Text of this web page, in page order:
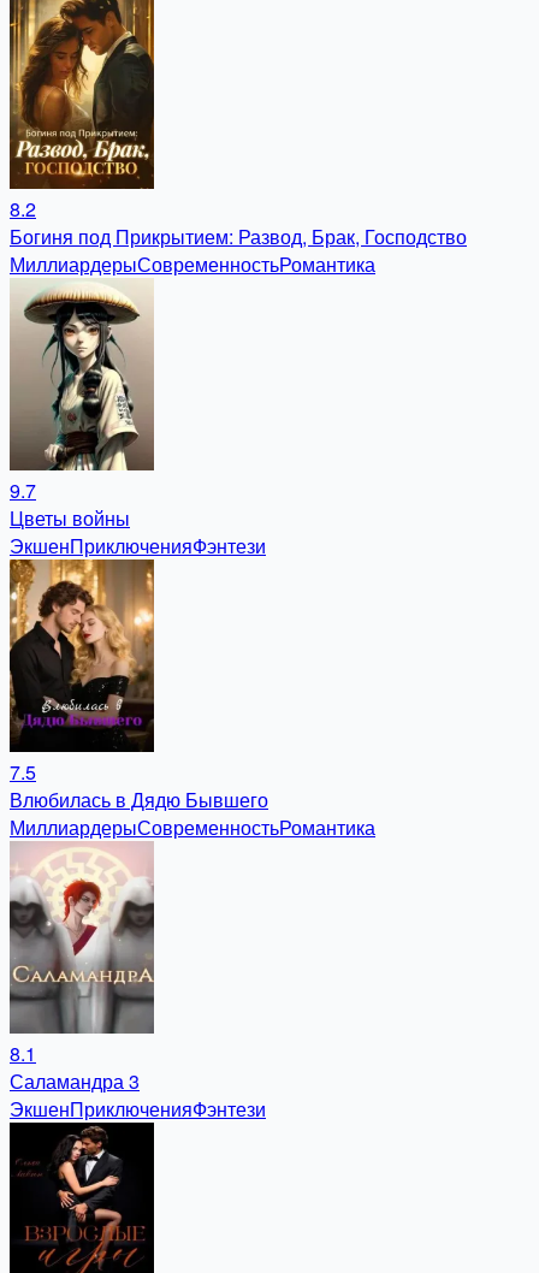
8.2
Богиня под Прикрытием: Развод, Брак, Господство
МиллиардерыСовременностьРомантика
9.7
Цветы войны
ЭкшенПриключенияФэнтези
7.5
Влюбилась в Дядю Бывшего
МиллиардерыСовременностьРомантика
8.1
Саламандра 3
ЭкшенПриключенияФэнтези